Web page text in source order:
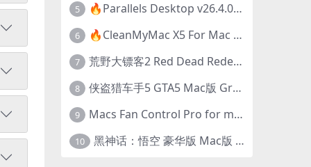
5 🔥Parallels Desktop v26.4.0-57513｜免激活版｜在Mac上安装Windows/Linux等系统[赠Windows激活]
6 🔥CleanMyMac X5 For Mac v5.5.7｜免激活版｜macOS系统优化/清理神器
7 荒野大镖客2 Red Dead Redemption 2 for mac v1436.28｜中文移植版｜最好玩的开放世界游戏
8 侠盗猎车手5 GTA5 Mac版 Grand Theft Auto V For Mac｜中文破解版
9 Macs Fan Control Pro for mac v1.5.18｜中文破解版｜风扇监控与控制工具
10 黑神话：悟空 豪华版 Mac版 Black Myth: Wukong For Mac v1.0.21.23831｜国语中文移植版｜仅限终身VIP交流学习｜含Mac+Win版